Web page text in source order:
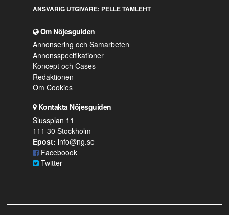
ANSVARIG UTGIVARE: PELLE TAMLEHT
Om Nöjesguiden
Annonsering och Samarbeten
Annonsspecifikationer
Koncept och Cases
Redaktionen
Om Cookies
Kontakta Nöjesguiden
Slussplan 11
111 30 Stockholm
Epost: info@ng.se
Faceboook
Twitter